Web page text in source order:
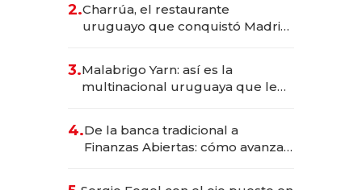
millones
2.Charrúa, el restaurante
uruguayo que conquistó Madrid:
anticipación y prepara apertura
3.Malabrigo Yarn: así es la
multinacional uruguaya que le
4.De la banca tradicional a
Finanzas Abiertas: cómo avanza